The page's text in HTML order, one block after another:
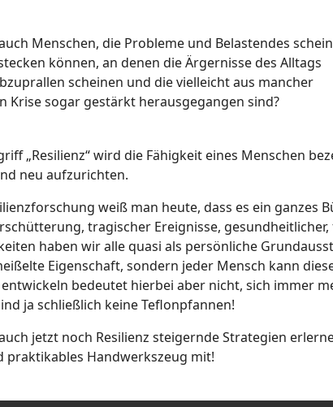
Menschen, die Probleme und Belastendes
können, an denen die Ärgernisse des Alltags
scheinen und die vielleicht aus mancher
Krise sogar gestärkt herausgegangen sind?
„Resilienz“ wird die Fähigkeit eines Menschen
neu aufzurichten.
weiß man heute, dass es ein
tragischer Ereignisse,
haben wir alle quasi als persönliche
Eigenschaft, sondern jeder Mensch kann
entwickeln bedeutet hierbei aber nicht, sich immer
ja schließlich keine Teflonpfannen!
jetzt noch Resilienz steigernde Strategien
praktikables Handwerkszeug mit!